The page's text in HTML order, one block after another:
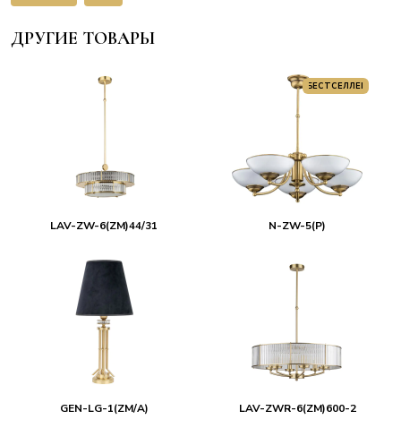
ДРУГИЕ ТОВАРЫ
LAV-ZW-6(ZM)44/31
БЕСТСЕЛЛЕР
N-ZW-5(P)
GEN-LG-1(ZM/A) LAV-ZWR-6(ZM)600-2